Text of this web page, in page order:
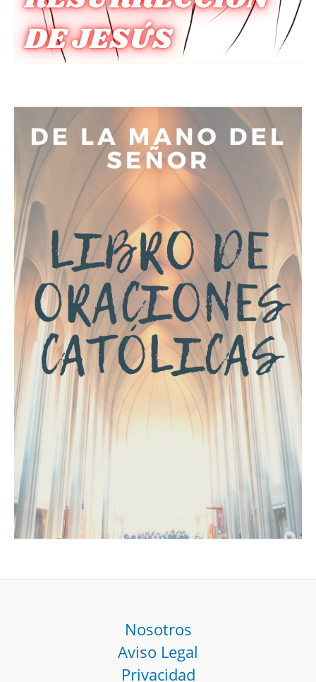
Nosotros
Aviso Legal
Privacidad